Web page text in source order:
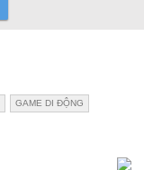
GAME DI ĐỘNG